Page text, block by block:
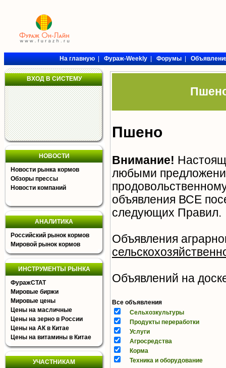
На главную|Фураж-Weekly|Форумы|
ВХОД В СИСТЕМУ
НОВОСТИ
Новости рынка кормов
Обзоры прессы
Новости компаний
АНАЛИТИКА
Российский рынок кормов
Мировой рынок кормов
ИНСТРУМЕНТЫ РЫНКА
ФуражСТАТ
Мировые биржи
Мировые цены
Цены на масличные
Цены на зерно в России
Цены на АК в Китае
Цены на витамины в Китае
УЧАСТНИКАМ
Пшено
Внимание!
любыми
объявления ВСЕ
следующих Правил.
Объявления
Объявлений на
Все объявления
Сельхозкультуры
Продукты переработки
Услуги
Агросредства
Корма
Техника и оборудование